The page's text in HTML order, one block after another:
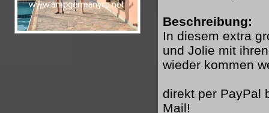
Beschreibung:
In diesem extra
und Jolie mit
wieder kommen
direkt per PayPal
Mail!